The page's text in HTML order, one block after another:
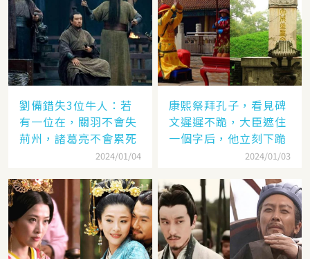
劉備錯失3位牛人：若
有一位在，關羽不會失
荊州，諸葛亮不會累死
2024/01/04
康熙祭拜孔子，看見碑
文遲遲不跪，大臣遮住
一個字后，他立刻下跪
2024/01/03